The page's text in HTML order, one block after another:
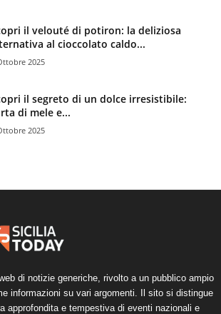
il velouté di potiron: la deliziosa
al cioccolato caldo...
2025
il segreto di un dolce irresistibile:
di mele e...
2025
di notizie generiche, rivolto a un pubblico ampio
informazioni su vari argomenti. Il sito si distingue
approfondita e tempestiva di eventi nazionali e